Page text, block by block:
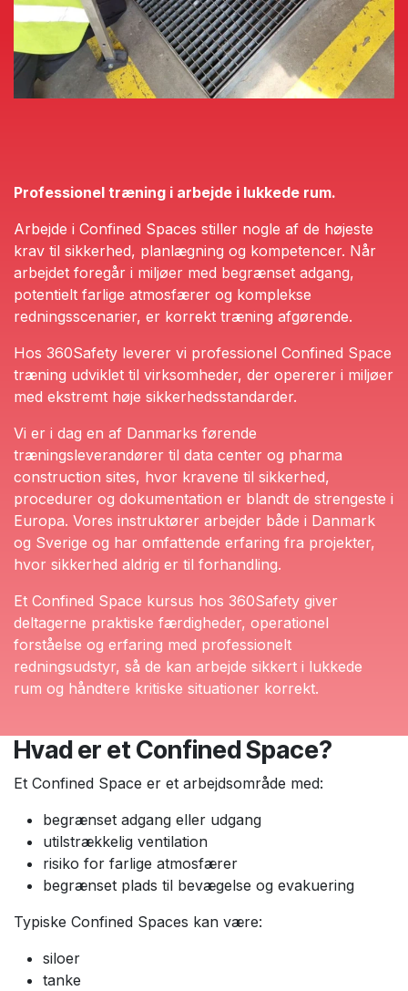
Professionel træning i arbejde i lukkede rum.
Arbejde i Confined Spaces stiller nogle af de højeste
krav til sikkerhed, planlægning og kompetencer. Når
arbejdet foregår i miljøer med begrænset adgang,
potentielt farlige atmosfærer og komplekse
redningsscenarier, er korrekt træning afgørende.
Hos 360Safety leverer vi professionel Confined Space
træning udviklet til virksomheder, der opererer i miljøer
med ekstremt høje sikkerhedsstandarder.
Vi er i dag en af Danmarks førende
træningsleverandører til data center og pharma
construction sites, hvor kravene til sikkerhed,
procedurer og dokumentation er blandt de strengeste i
Europa. Vores instruktører arbejder både i Danmark
og Sverige og har omfattende erfaring fra projekter,
hvor sikkerhed aldrig er til forhandling.
Et Confined Space kursus hos 360Safety giver
deltagerne praktiske færdigheder, operationel
forståelse og erfaring med professionelt
redningsudstyr, så de kan arbejde sikkert i lukkede
rum og håndtere kritiske situationer korrekt.
Hvad er et Confined Space?
Et Confined Space er et arbejdsområde med:
begrænset adgang eller udgang
utilstrækkelig ventilation
risiko for farlige atmosfærer
begrænset plads til bevægelse og evakuering
Typiske Confined Spaces kan være:
siloer
tanke